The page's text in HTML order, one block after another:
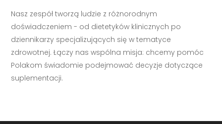
Nasz zespół tworzą ludzie z różnorodnym
doświadczeniem - od dietetyków klinicznych po
dziennikarzy specjalizujących się w tematyce
zdrowotnej. Łączy nas wspólna misja: chcemy pomóc
Polakom świadomie podejmować decyzje dotyczące
suplementacji.